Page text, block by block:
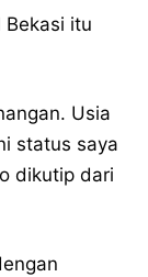
Bekasi itu
Usia
status saya
dikutip dari